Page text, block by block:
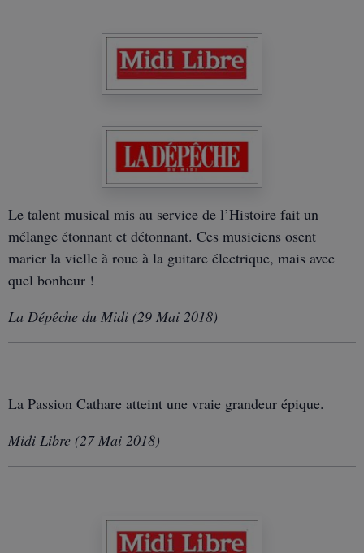
Le talent musical mis au service de l’Histoire fait un
mélange étonnant et détonnant. Ces musiciens osent
marier la vielle à roue à la guitare électrique, mais avec
quel bonheur !
La Dépêche du Midi (29 Mai 2018)
La Passion Cathare atteint une vraie grandeur épique.
Midi Libre (27 Mai 2018)